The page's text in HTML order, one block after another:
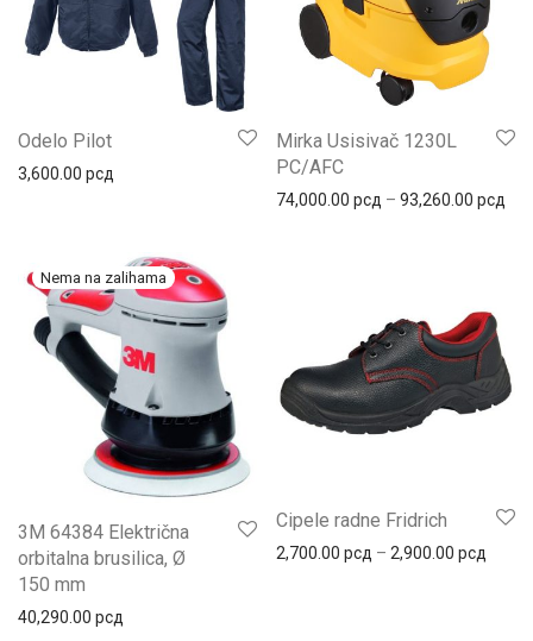
Odelo Pilot
3,600.00 рсд
Mirka Usisivač 1230L
PC/AFC
74,000.00 рсд – 93,260.00 рсд
3M 64384 Električna
orbitalna brusilica, Ø
150 mm
40,290.00 рсд
Cipele radne Fridrich
2,700.00 рсд – 2,900.00 рсд